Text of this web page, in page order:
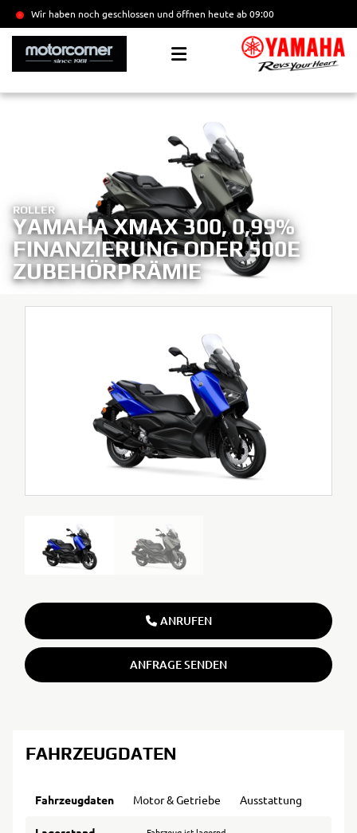
Wir haben noch geschlossen und öffnen heute ab 09:00
ROLLER
YAMAHA XMAX 300, 0,99%
FINANZIERUNG ODER 500E
ZUBEHÖRPRÄMIE
ANRUFEN
ANFRAGE SENDEN
FAHRZEUGDATEN
Fahrzeugdaten Motor & Getriebe Ausstattung